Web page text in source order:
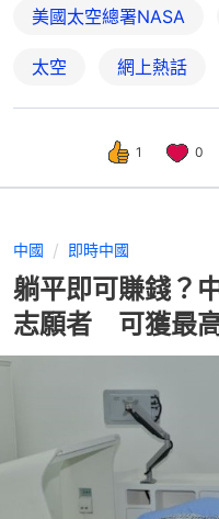
美國太空總署NASA
太空 網上熱話
1 0
中國 即時中國
躺平即可賺錢？
志願者 可獲最